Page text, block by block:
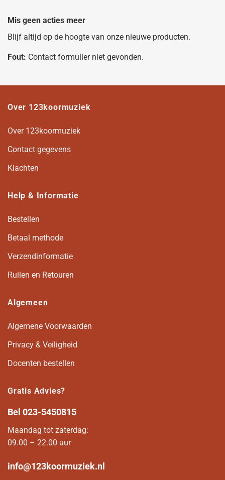
Mis geen acties meer
Blijf altijd op de hoogte van onze nieuwe producten.
Fout: Contact formulier niet gevonden.
Over 123koormuziek
Over 123koormuziek
Contact gegevens
Klachten
Help & Informatie
Bestellen
Betaal methode
Verzendinformatie
Ruilen en Retouren
Algemeen
Algemene Voorwaarden
Privacy & Veiligheid
Docenten bestellen
Gratis Advies?
Bel 023-5450815
Maandag tot zaterdag:
09.00 – 22.00 uur
info@123koormuziek.nl